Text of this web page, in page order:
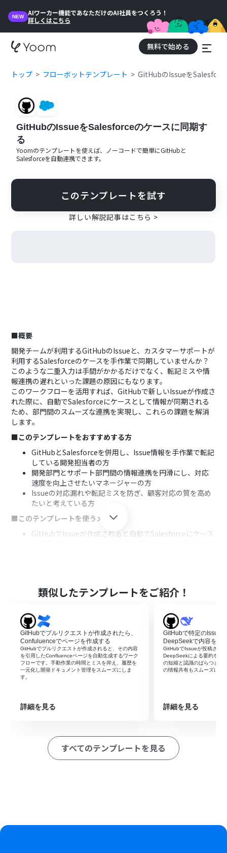
NEW
AIワーカー機能であなただけのAI社員をつくろう！
詳しくはこちら
無料で始める
トップ フローボットテンプレート GitHubのIssueを
GitHubのIssueをSalesforceのケースに同期す
る
Yoomのテンプレートを使えば、ノーコードで簡単にGitHubと
Salesforceを自動連携できます。
このテンプレートを試す
詳しい解説記事はこちら >
■概要
開発チームが利用するGitHubのIssueと、カスタマーサポートが
利用するSalesforceのケースを手作業で同期していませんか？
このような二重入力は手間がかかるだけでなく、転記ミスや情
報連携の遅れといった課題の原因にもなります。
このワークフローを活用すれば、GitHubで新しいIssueが作成さ
れた際に、自動でSalesforceにケースとして情報が同期される
ため、部門間のスムーズな連携を実現し、これらの課題を解消
します。
■このテンプレートをおすすめする方
GitHubとSalesforceを併用し、Issue情報を手作業で転記
している開発担当者の方
開発部門とサポート部門間の情報連携を円滑にし、対応
速度を向上させたいマネージャーの方
Issueの対応漏れや転記ミスを防ぎ、顧客対応の質を高め
たいと考えている方
■このテンプレートを使うメリット
GitHubでIssueが作成されると自動でSalesforceにケース
■フローボットの流れ
はじめに、GitHubとSalesforceをYoomと連携します。
次に、トリガーでGitHubを選択し、「Issueが新しく作成
されたら」というアクションを設定します。
次に、オペレーションでSalesforceの「レコードを追加
する」アクションを設定し、トリガーで取得したIssueの
情報を基にケースを作成します。
最後に、オペレーションでGitHubの「Issueを更新」アク
※「トリガー」：フロー起動のきっかけとなるアクション、「オ
■このワークフローのカスタムポイント
GitHubのトリガー設定では、連携の対象としたいリポジ
GitHubのIssueを更新するアクションでは、対象のオーナ
類似したテンプレートをご紹介！
GitHubでプルリクエストが作成されたら、
Confuluenceでページを作成する
GitHubでプルリクエストが作成されると、その内容
を引用したConfluenceページを自動生成するワーク
フローです。手動作業の時間とミスを抑え、履歴を
一元化し開発ドキュメント管理をスムーズにしま
す。
詳細を見る
GitHubで特定のIssue
DeepSeekで内容を要
GitHubでIssueが投稿され
DeepSeekによる要約をす
の短縮と認識のばらつき防
の情報共有もスムーズにな
詳細を見る
すべてのテンプレートを見る